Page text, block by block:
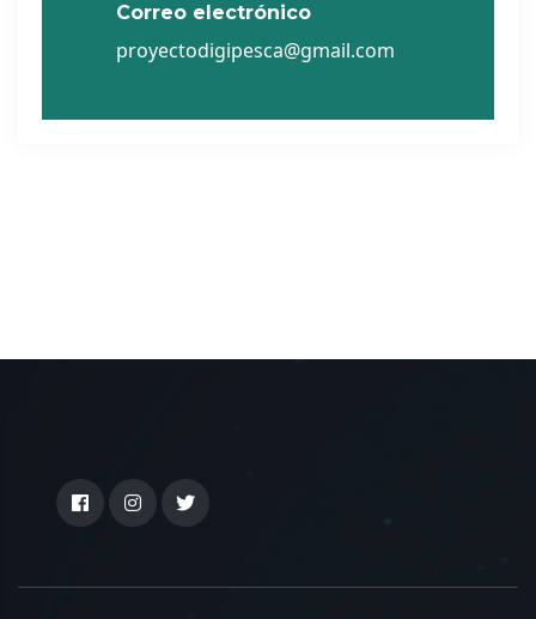
Correo electrónico
proyectodigipesca@gmail.com